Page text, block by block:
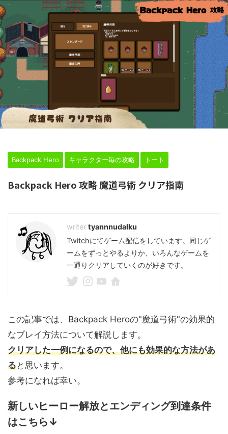
Backpack Hero キャラクター毎の攻略 トート
Backpack Hero 攻略 魔道弓術 クリア指南
tyannnudalku
Twitchにてゲーム配信をしています。同じゲ
ームをずっとやるよりか、いろんなゲームを
一通りクリアしていくのが好きです。
この記事では、Backpack Heroの"魔道弓術"の効果的
なプレイ方法について解説します。
クリアした一例になるので、他にも効果的な方法があ
ると思います。
参考になれば幸い。
新しいヒーロー解放とエンディング到達条件
はこちら↓